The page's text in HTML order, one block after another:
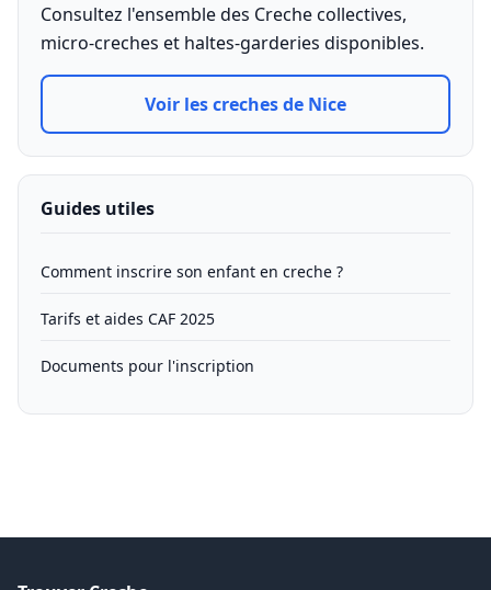
Consultez l'ensemble des Creche collectives,
micro-creches et haltes-garderies disponibles.
Voir les creches de Nice
Guides utiles
Comment inscrire son enfant en creche ?
Tarifs et aides CAF 2025
Documents pour l'inscription